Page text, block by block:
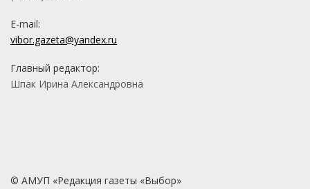
E-mail:
vibor.gazeta@yandex.ru
Главный редактор:
Шпак Ирина Александровна
© АМУП «Редакция газеты «Выбор»